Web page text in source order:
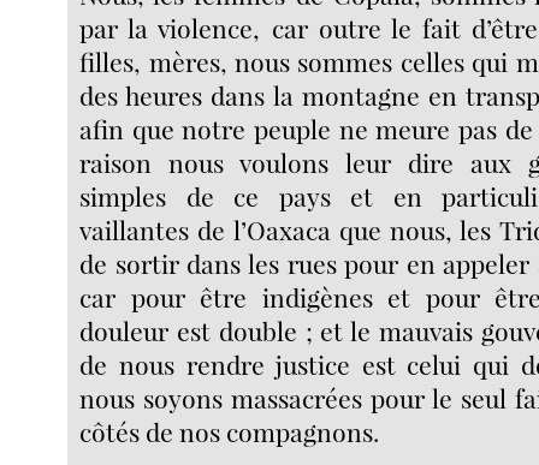
par la violence, car outre le fait
filles, mères, nous sommes celles qui
des heures dans la montagne en
afin que notre peuple ne meure pas
raison nous voulons leur dire aux
simples de ce pays et en
vaillantes de l’Oaxaca que nous, les
de sortir dans les rues pour en
car pour être indigènes et pour
douleur est double ; et le mauvais
de nous rendre justice est celui qui
nous soyons massacrées pour le seul
côtés de nos compagnons.